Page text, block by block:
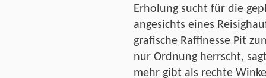
Erholung sucht für die
angesichts eines
grafische Raffinesse Pit
nur Ordnung herrscht,
mehr gibt als rechte